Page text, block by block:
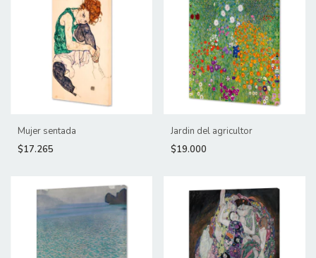
Mujer sentada
$17.265
Jardin del agricultor
$19.000